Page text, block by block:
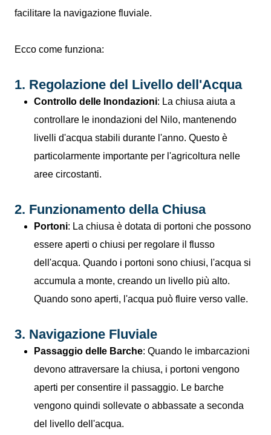
facilitare la navigazione fluviale.
Ecco come funziona:
1. Regolazione del Livello dell'Acqua
Controllo delle Inondazioni: La chiusa aiuta a
controllare le inondazioni del Nilo, mantenendo
livelli d'acqua stabili durante l'anno. Questo è
particolarmente importante per l'agricoltura nelle
aree circostanti.
2. Funzionamento della Chiusa
Portoni: La chiusa è dotata di portoni che possono
essere aperti o chiusi per regolare il flusso
dell'acqua. Quando i portoni sono chiusi, l'acqua si
accumula a monte, creando un livello più alto.
Quando sono aperti, l'acqua può fluire verso valle.
3. Navigazione Fluviale
Passaggio delle Barche: Quando le imbarcazioni
devono attraversare la chiusa, i portoni vengono
aperti per consentire il passaggio. Le barche
vengono quindi sollevate o abbassate a seconda
del livello dell'acqua.